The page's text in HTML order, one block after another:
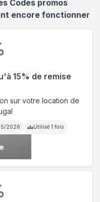
Codes promos
encore fonctionner
15% de remise
sur votre location de
2026 Utilisé 1 fois